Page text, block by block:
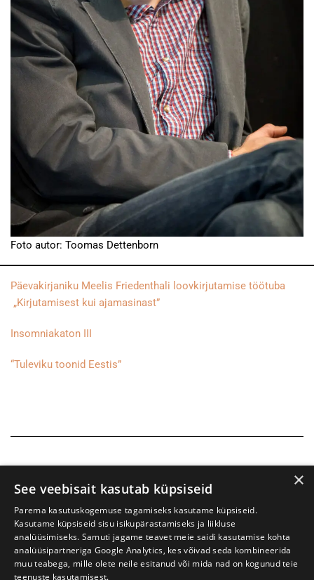
Foto autor: Toomas Dettenborn
Päevakirjaniku Meelis Friedenthali loovkirjutamise töötuba
„Kirjutamisest kui ajamasinast”
Insomniakaton III
“Tuleviku toonid Eestis”
×
See veebisait kasutab küpsiseid
Parema kasutuskogemuse tagamiseks kasutame küpsiseid.
Kasutame küpsiseid sisu isikupärastamiseks ja liikluse
analüüsimiseks. Samuti jagame teavet meie saidi kasutamise kohta
analüüsipartneriga Google Analytics, kes võivad seda kombineerida
muu teabega, mille olete neile esitanud või mida nad on kogunud teie
teenuste kasutamisest.